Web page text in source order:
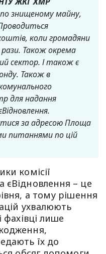
знищеному майну,
коли громадяни
Також окрема
сектор. І також є
Також в
для надання
за адресою Площа
питаннями по цій
комісії
єВідновлення – це
а тому рішення
ухвалюють
фахівці лише
їх до